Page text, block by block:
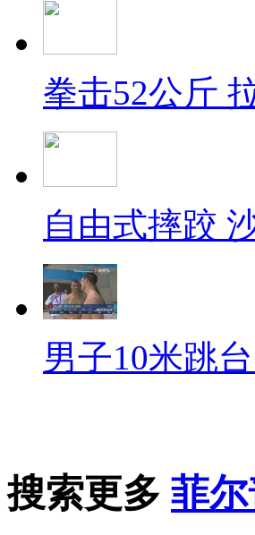
拳击52公斤
自由式摔跤
男子10米跳
搜索更多 菲